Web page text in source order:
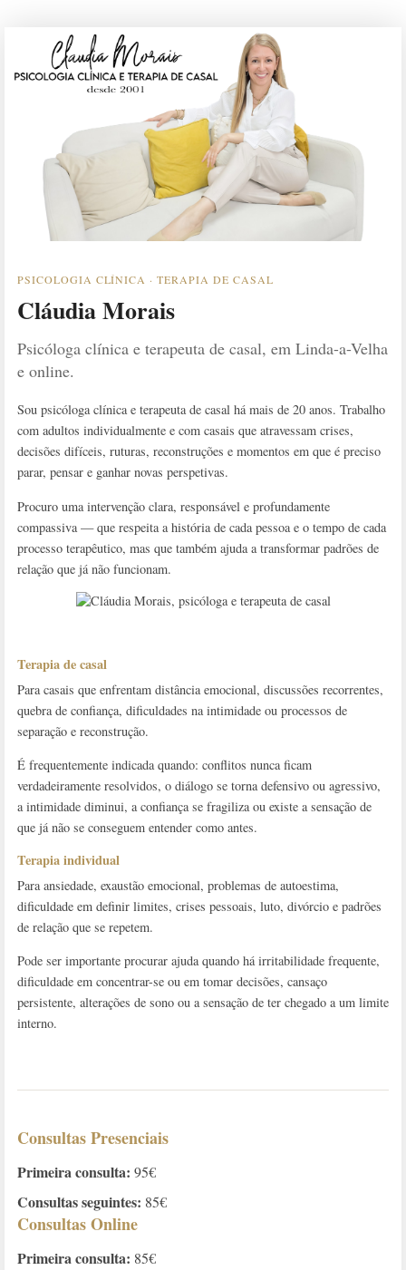
PSICOLOGIA CLÍNICA · TERAPIA DE CASAL
Cláudia Morais
Psicóloga clínica e terapeuta de casal, em Linda-a-Velha
e online.
Sou psicóloga clínica e terapeuta de casal há mais de 20 anos. Trabalho
com adultos individualmente e com casais que atravessam crises,
decisões difíceis, ruturas, reconstruções e momentos em que é preciso
parar, pensar e ganhar novas perspetivas.
Procuro uma intervenção clara, responsável e profundamente
compassiva — que respeita a história de cada pessoa e o tempo de cada
processo terapêutico, mas que também ajuda a transformar padrões de
relação que já não funcionam.
Terapia de casal
Para casais que enfrentam distância emocional, discussões recorrentes,
quebra de confiança, dificuldades na intimidade ou processos de
separação e reconstrução.
É frequentemente indicada quando: conflitos nunca ficam
verdadeiramente resolvidos, o diálogo se torna defensivo ou agressivo,
a intimidade diminui, a confiança se fragiliza ou existe a sensação de
que já não se conseguem entender como antes.
Terapia individual
Para ansiedade, exaustão emocional, problemas de autoestima,
dificuldade em definir limites, crises pessoais, luto, divórcio e padrões
de relação que se repetem.
Pode ser importante procurar ajuda quando há irritabilidade frequente,
dificuldade em concentrar-se ou em tomar decisões, cansaço
persistente, alterações de sono ou a sensação de ter chegado a um limite
interno.
Consultas Presenciais
Primeira consulta: 95€
Consultas seguintes: 85€
Consultas Online
Primeira consulta: 85€